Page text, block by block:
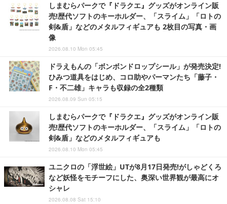
しまむらパークで『ドラクエ』グッズがオンライン販
売!歴代ソフトのキーホルダー、「スライム」「ロトの
剣&盾」などのメタルフィギュアも 2枚目の写真・画
像
2026.08.10 Mon 05:45
ドラえもんの「ボンボンドロップシール」が発売決定!
ひみつ道具をはじめ、コロ助やパーマンたち「藤子・
F・不二雄」キャラも収録の全2種類
2026.08.09 Sun 05:15
しまむらパークで『ドラクエ』グッズがオンライン販
売!歴代ソフトのキーホルダー、「スライム」「ロトの
剣&盾」などのメタルフィギュアも
2026.08.10 Mon 05:45
ユニクロの「浮世絵」UTが8月17日発売!がしゃどくろ
など妖怪をモチーフにした、奥深い世界観が最高にオ
シャレ
2026.08.08 Sat 15:10